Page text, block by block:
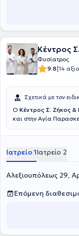
(Διεθνές
εκπαιδευτεί επίσης
Σπονδυλικής Στήλης
χρήση των κρουστικών
(Prolotherapy). Η
ειδικότητας της
Στο ιατρείο της
ορθοπαιδικών,
καθώς και αθλητικών
Κέντρος
Φυσίατρος
9.8|14
Σχετικά με τον
Ο Κέντρος Σ. Ζήκος &
και στην Αγία
"Άσκηση" και υπό την
Παιδιατρικό αθλητικό
Διατροφολογίας,
Νευροαποκατάστασης,
όπως και οι
συνεδριών. Βασικό
τους. Νέοι άνθρωποι
τους ασθενείς και
Ιατρείο 1Ιατρείο 2
Αλεξιουπόλεως 29,
Επόμενη